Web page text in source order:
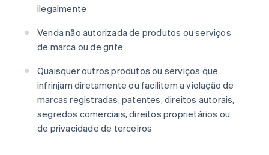
ilegalmente
Venda não autorizada de produtos ou serviços
de marca ou de grife
Quaisquer outros produtos ou serviços que
infrinjam diretamente ou facilitem a violação de
marcas registradas, patentes, direitos autorais,
segredos comerciais, direitos proprietários ou
de privacidade de terceiros